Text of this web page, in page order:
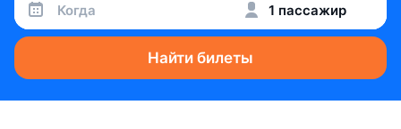
Когда 1 пассажир
Найти билеты